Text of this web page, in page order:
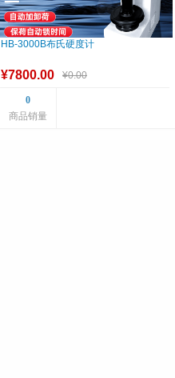
HB-3000B布氏硬度计
¥7800.00 ¥0.00
0
商品销量